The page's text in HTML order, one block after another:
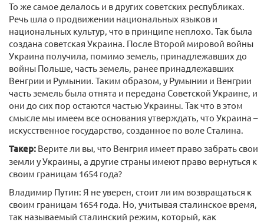
То же самое делалось и в других советских республиках.
Речь шла о продвижении национальных языков и
национальных культур, что в принципе неплохо. Так была
создана советская Украина. После Второй мировой войны
Украина получила, помимо земель, принадлежавших до
войны Польше, часть земель, ранее принадлежавших
Венгрии и Румынии. Таким образом, у Румынии и Венгрии
часть земель была отнята и передана Советской Украине, и
они до сих пор остаются частью Украины. Так что в этом
смысле мы имеем все основания утверждать, что Украина –
искусственное государство, созданное по воле Сталина.
Такер: Верите ли вы, что Венгрия имеет право забрать свои
земли у Украины, а другие страны имеют право вернуться к
своим границам 1654 года?
Владимир Путин: Я не уверен, стоит ли им возвращаться к
своим границам 1654 года. Но, учитывая сталинское время,
так называемый сталинский режим, который, как